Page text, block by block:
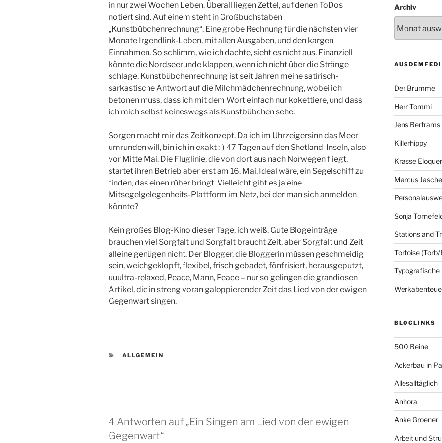
in nur zwei Wochen Leben. Überall liegen Zettel, auf denen ToDos
notiert sind. Auf einem steht in Großbuchstaben
„Kunstbübchenrechnung“. Eine grobe Rechnung für die nächsten vier
Monate Irgendlink-Leben, mit allen Ausgaben, und den kargen
Einnahmen. So schlimm, wie ich dachte, sieht es nicht aus. Finanziell
könnte die Nordseerunde klappen, wenn ich nicht über die Stränge
schlage. Kunstbübchenrechnung ist seit Jahren meine satirisch-
sarkastische Antwort auf die Milchmädchenrechnung, wobei ich
betonen muss, dass ich mit dem Wort einfach nur kokettiere, und dass
ich mich selbst keineswegs als Kunstbübchen sehe.
Sorgen macht mir das Zeitkonzept. Da ich im Uhrzeigersinn das Meer
umrunden will, bin ich in exakt :-) 47 Tagen auf den Shetland-Inseln, also
vor Mitte Mai. Die Fluglinie, die von dort aus nach Norwegen fliegt,
startet ihren Betrieb aber erst am 16. Mai. Ideal wäre, ein Segelschiff zu
finden, das einen rüber bringt. Vielleicht gibt es ja eine
Mitsegelgelegenheits-Plattform im Netz, bei der man sich anmelden
könnte?
Kein großes Blog-Kino dieser Tage, ich weiß. Gute Blogeinträge
brauchen viel Sorgfalt und Sorgfalt braucht Zeit, aber Sorgfalt und Zeit
alleine genügen nicht. Der Blogger, die Bloggerin müssen geschmeidig
sein, weichgeklopft, flexibel, frisch gebadet, fönfrisiert, herausgeputzt,
uuultra-relaxed, Peace, Mann, Peace – nur so gelingen die grandiosen
Artikel, die in streng voran galoppierender Zeit das Lied von der ewigen
Gegenwart singen.
KATEGORIEN
ALLGEMEIN
4 Antworten auf „Ein Singen am Lied von der ewigen
Gegenwart“
Archiv
Der Brumme
Herr Tommi
Jens Bertrams
Killerhippy
Krasse
Marcus
Sonja
Stations and
Tortoise (Torb/
Typografische
BLOGLINKS
500 Beine
Ackerbau in
Allesalltäglich
Anhora
Anke Groener
Arbeit und